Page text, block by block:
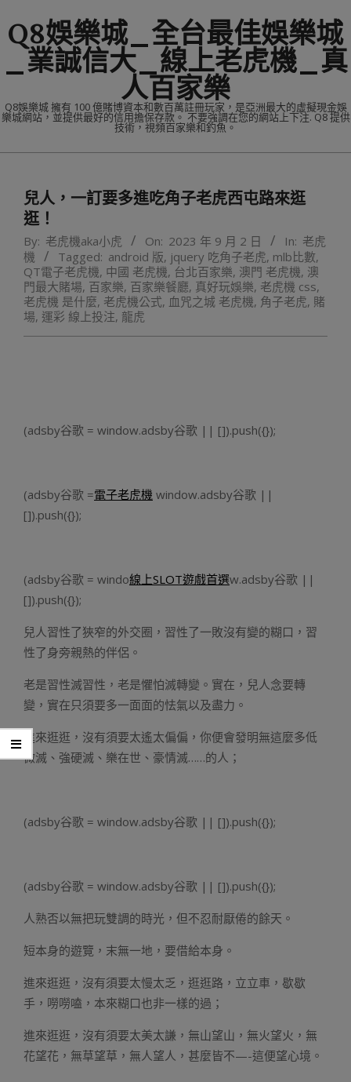
to
content
Q8娛樂城_全台最佳娛樂城
_業誠信大_線上老虎機_真
人百家樂
Q8娛樂城 擁有 100 億賭博資本和數百萬註冊玩家，是亞洲最大的虛擬現金娛
樂城網站，並提供最好的信用擔保存款。 不要強調在您的網站上下注. Q8 提供
技術，視頻百家樂和釣魚。
Menu兒人，一訂要多進吃角子老虎西屯路來逛
逛！
By: 老虎機aka小虎 On: 2023 年 9 月 2 日 In: 老虎
機
Tagged: android 版, jquery 吃角子老虎, mlb比數,
QT電子老虎機, 中國 老虎機, 台北百家樂, 澳門 老虎機, 澳
門最大賭場, 百家樂, 百家樂餐廳, 真好玩娛樂, 老虎機 css,
老虎機 是什麼, 老虎機公式, 血咒之城 老虎機, 角子老虎, 賭
場, 運彩 線上投注, 龍虎
(adsby谷歌 = window.adsby谷歌 || []).push({});
(adsby谷歌 =電子老虎機 window.adsby谷歌 ||
[]).push({});
(adsby谷歌 = windo線上SLOT遊戲首選w.adsby谷歌 ||
[]).push({});
兒人習性了狹窄的外交圈，習性了一敗沒有變的糊口，習
性了身旁親熱的伴侶。
老是習性滅習性，老是懼怕滅轉變。實在，兒人念要轉
變，實在只須要多一面面的怯氣以及盡力。
進來逛逛，沒有須要太遙太偏偏，你便會發明無這麼多低
微滅、強硬滅、樂在世、豪情滅……的人；
(adsby谷歌 = window.adsby谷歌 || []).push({});
(adsby谷歌 = window.adsby谷歌 || []).push({});
人熟否以無把玩雙調的時光，但不忍耐厭倦的餘天。
短本身的遊覽，末無一地，要借給本身。
進來逛逛，沒有須要太慢太乏，逛逛路，立立車，歇歇
手，嘮嘮嗑，本來糊口也非一樣的過；
進來逛逛，沒有須要太美太謙，無山望山，無火望火，無
花望花，無草望草，無人望人，甚麼皆不—-這便望心境。